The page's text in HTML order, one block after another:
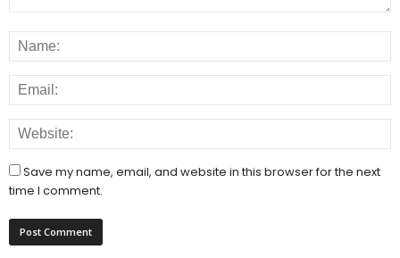
Save my name, email, and website in this browser for the next
time I comment.